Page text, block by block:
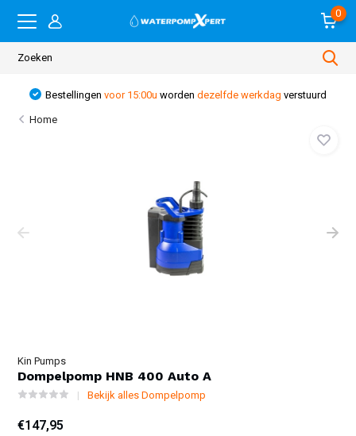
0
Bestellingenvoor 15:00u worden dezelfde werkdag verstuurd
Home
Kin Pumps
Dompelpomp HNB 400 Auto A
Bekijk alles Dompelpomp
€147,95